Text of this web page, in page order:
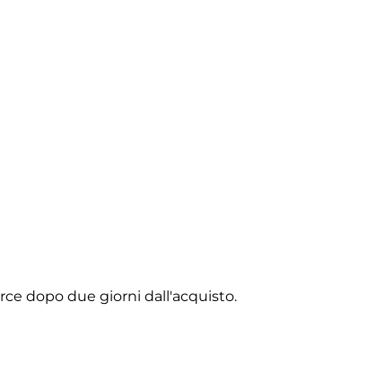
dopo due giorni dall'acquisto.